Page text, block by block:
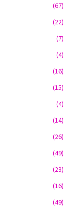
(67)
(22)
(7)
(4)
(16)
(15)
(4)
(14)
(26)
(49)
(23)
(16)
(49)